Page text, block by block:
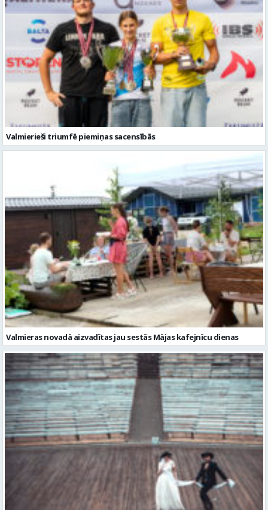
Valmierieši triumfē piemiņas sacensībās
Valmieras novadā aizvadītas jau sestās Mājas kafejnīcu dienas